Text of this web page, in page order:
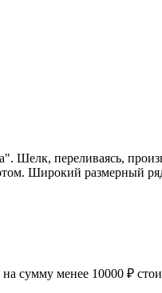
Шелк, переливаясь,
Широкий размерный
сумму менее 10000 ₽